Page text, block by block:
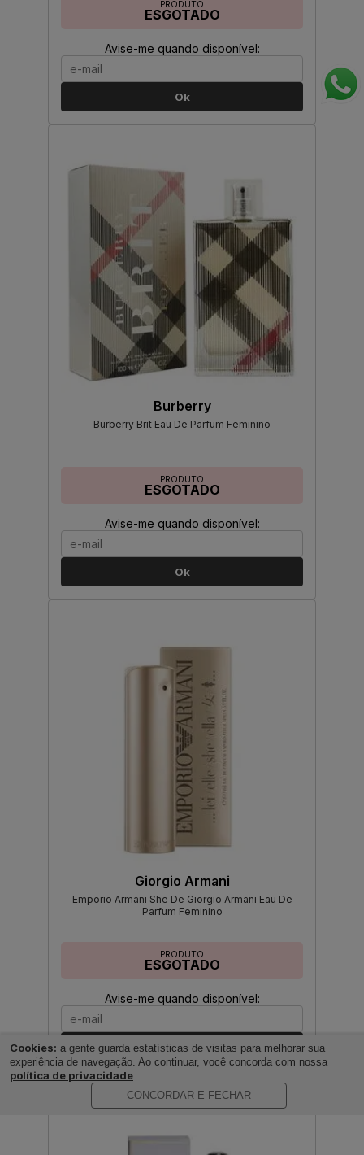
PRODUTO
ESGOTADO
Avise-me quando disponível:
Ok
Burberry
Burberry Brit Eau De Parfum Feminino
PRODUTO
ESGOTADO
Avise-me quando disponível:
Ok
Giorgio Armani
Emporio Armani She De Giorgio Armani Eau De
Parfum Feminino
PRODUTO
ESGOTADO
Avise-me quando disponível:
Ok
Cookies: a gente guarda estatísticas de visitas para melhorar sua
experiência de navegação. Ao continuar, você concorda com nossa
política de privacidade.
CONCORDAR E FECHAR